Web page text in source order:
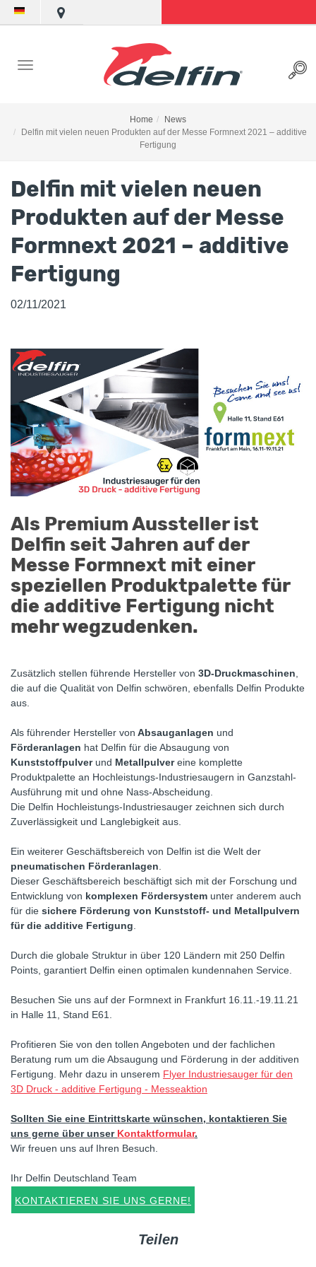
Home
News
Delfin mit vielen neuen Produkten auf der Messe Formnext 2021 – additive
Fertigung
Delfin mit vielen neuen
Produkten auf der Messe
Formnext 2021 – additive
Fertigung
02/11/2021
Als Premium Aussteller ist
Delfin seit Jahren auf der
Messe Formnext mit einer
speziellen Produktpalette für
die additive Fertigung nicht
mehr wegzudenken.
Zusätzlich stellen führende Hersteller von 3D-Druckmaschinen
die auf die Qualität von Delfin schwören, ebenfalls Delfin Produkte
aus.
Als führender Hersteller von Absauganlagen und
Förderanlagen hat Delfin für die Absaugung von
Kunststoffpulverund Metallpulvereine komplette
Produktpalette an Hochleistungs-Industriesaugern in Ganzstahl-
Ausführung mit und ohne Nass-Abscheidung.
Die Delfin Hochleistungs-Industriesauger zeichnen sich durch
Zuverlässigkeit und Langlebigkeit aus.
Ein weiterer Geschäftsbereich von Delfin ist die Welt der
pneumatischen Förderanlagen
Dieser Geschäftsbereich beschäftigt sich mit der Forschung und
Entwicklung von komplexen Fördersystem unter anderem auch
für die sichere Förderung von Kunststoff- und Metallpulvern
für die additive Fertigung
Durch die globale Struktur in über 120 Ländern mit 250 Delfin
Points, garantiert Delfin einen optimalen kundennahen Service.
Besuchen Sie uns auf der Formnext in Frankfurt 16.11.-19.11.21
in Halle 11, Stand E61.
Profitieren Sie von den tollen Angeboten und der fachlichen
Beratung rum um die Absaugung und Förderung in der additiven
Fertigung. Mehr dazu in unserem Flyer Industriesauger für den
3D Druck - additive Fertigung - Messeaktion
Sollten Sie eine Eintrittskarte wünschen, kontaktieren Sie
uns gerne über unser Kontaktformular.
Wir freuen uns auf Ihren Besuch.
Ihr Delfin Deutschland Team
KONTAKTIEREN SIE UNS GERNE!
Teilen